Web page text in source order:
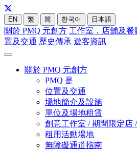
EN 繁 简 한국어 日本語
關於 PMQ 元創方 工作室，店舖及餐
置及交通 歷史傳承 遊客資訊
關於 PMQ 元創方
PMQ 是
位置及交通
場地簡介及設施
單位及場地租賃
創意工作室 / 期間限定店
租用活動場地
無障礙通道指南